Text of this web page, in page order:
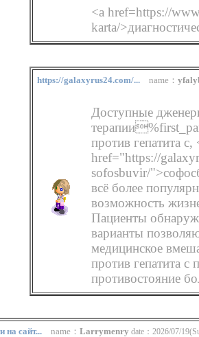
<a href=https://
karta/
https://galaxyrus24.com/...name：
Доступные
против гепатита с,
href="https://
sofosbuvir/
всё более
возможность
Пациенты
варианты
медицинское
против гепатита с
противостояние
на сайт...name： Larrymenry date：2026/07/